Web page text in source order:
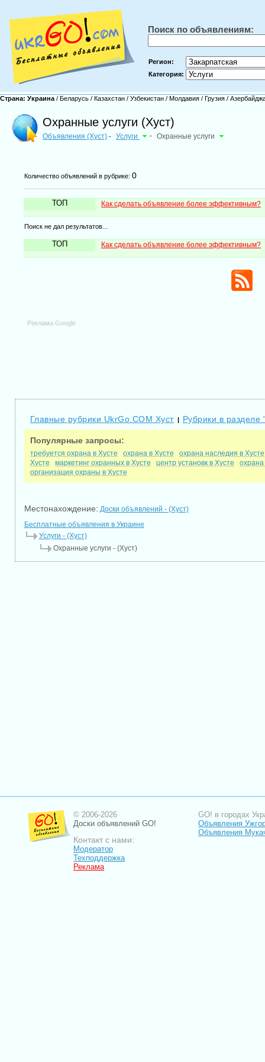
Поиск по объявлениям:
Регион:
Категория:
Страна: Украина / Беларусь / Казахстан / Узбекистан / Молдавия / Грузия /
Охранные услуги (Хуст)
Объявления (Хуст) - Услуги - Охранные услуги
Количество объявлений в рубрике: 0
ТОП Как сделать объявление более эффективным?
Поиск не дал результатов...
ТОП Как сделать объявление более эффективным?
Реклама Google
Главные рубрики UkrGo.COM Хуст | Рубрики в разделе
Популярные запросы:
требуется охрана в Хусте охрана в Хусте
охрана наследия в Хусте
Хусте
маркетинг охранных в Хусте центр установк в Хусте
организация охраны в Хусте
Местонахождение: Доски объявлений - (Хуст)
Бесплатные объявления в Украине
Услуги - (Хуст)
Охранные услуги - (Хуст)
© 2006-2026
Доски объявлений GO!
Контакт с нами:
Модератор
Техподдержка
Реклама
GO! в городах
Объявления
Объявления